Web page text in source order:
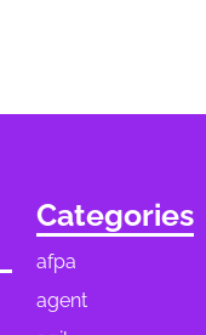
Categories
afpa
agent